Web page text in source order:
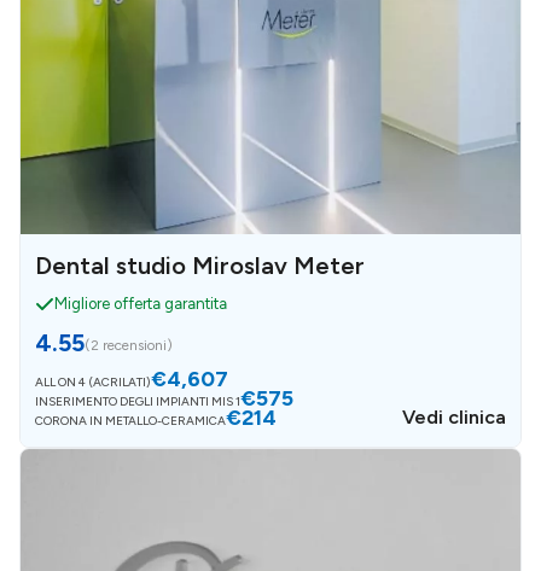
Dental studio Miroslav Meter
Migliore offerta garantita
4.55(2 recensioni)
ALL ON 4 (ACRILATI)€4,607
INSERIMENTO DEGLI IMPIANTI MIS 1€575
CORONA IN METALLO-CERAMICA€214 Vedi clinica